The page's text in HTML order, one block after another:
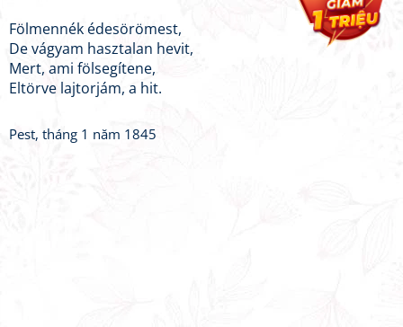
Fölmennék édesörömest,
De vágyam hasztalan hevit,
Mert, ami fölsegítene,
Eltörve lajtorjám, a hit.
Pest, tháng 1 năm 1845